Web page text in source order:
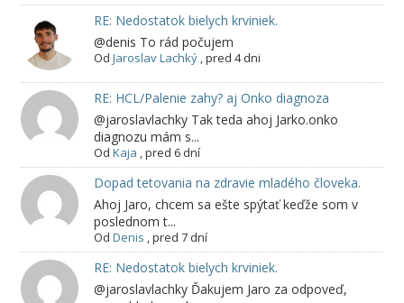
RE: Nedostatok bielych krviniek.
@denis To rád počujem
Od Jaroslav Lachký,pred 4 dni
RE: HCL/Palenie zahy? aj Onko diagnoza
@jaroslavlachky Tak teda ahoj Jarko.onko
diagnozu mám s...
Od Kaja ,pred 6 dní
Dopad tetovania na zdravie mladého človeka.
Ahoj Jaro, chcem sa ešte spýtať keďže som v
poslednom t...
Od Denis ,pred 7 dní
RE: Nedostatok bielych krviniek.
@jaroslavlachky Ďakujem Jaro za odpoveď,